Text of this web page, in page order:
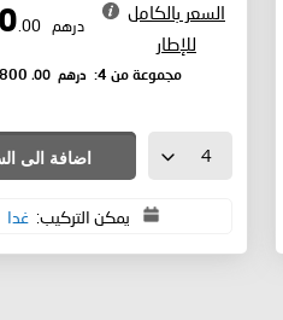
السعر بالكامل
للإطار
درهم .00
مجموعة من 4: درهم .00
اضافة الى
يمكن التركيب: غدا